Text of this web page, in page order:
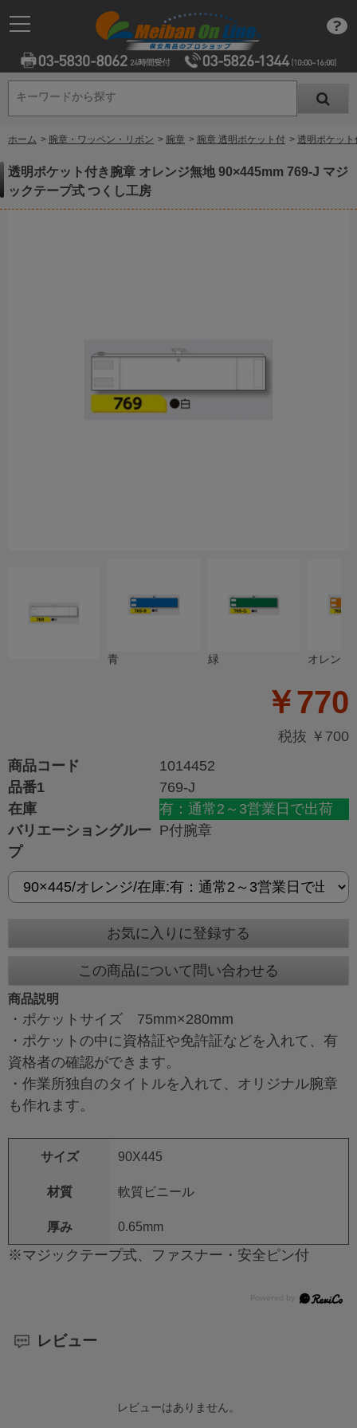
キーワードから探す
キーワードから探す
ホーム > 腕章・ワッペン・リボン > 腕章 > 腕章 透明ポケット付 > 透明ポケッ
青 緑 オレンジ
透明ポケット付き腕章 オレンジ無地 90×445mm 769-J マジ
ックテープ式 つくし工房
￥770
税抜 ￥700
商品コード
1014452
品番1
769-J
在庫
有：通常2～3営業日で出荷
バリエーショングルー
プ
P付腕章
お気に入りに登録する
この商品について問い合わせる
商品説明
・ポケットサイズ 75mm×280mm
・ポケットの中に資格証や免許証などを入れて、有
資格者の確認ができます。
・作業所独自のタイトルを入れて、オリジナル腕章
も作れます。
サイズ 90X445
材質 軟質ビニール
厚み 0.65mm
※マジックテープ式、ファスナー・安全ピン付
レビュー
レビューはありません。